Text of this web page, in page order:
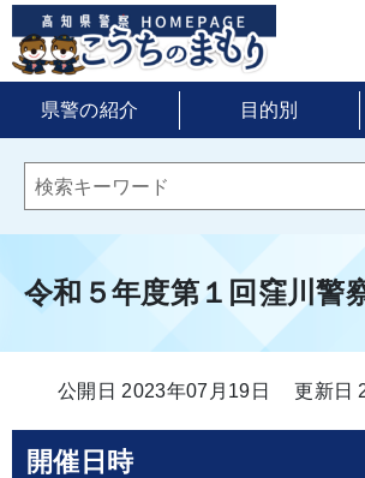
県警の紹介 目的別
令和５年度第１回窪川警
公開日 2023年07月19日 更新日
開催日時